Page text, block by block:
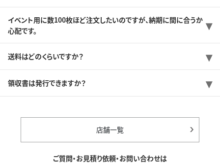
イベント用に数100枚ほど注文したいのですが、納期に間に合うか
心配です。
送料はどのくらいですか？
領収書は発行できますか？
店舗一覧
ご質問・お見積り依頼・お問い合わせは